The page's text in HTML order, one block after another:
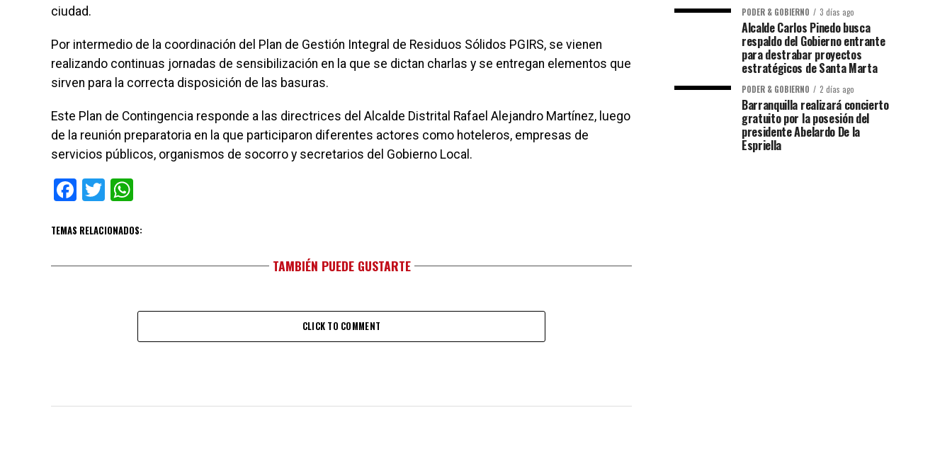
ciudad.
Por intermedio de la coordinación del Plan de Gestión Integral de Residuos Sólidos PGIRS, se vienen
realizando continuas jornadas de sensibilización en la que se dictan charlas y se entregan elementos que
sirven para la correcta disposición de las basuras.
Este Plan de Contingencia responde a las directrices del Alcalde Distrital Rafael Alejandro Martínez, luego
de la reunión preparatoria en la que participaron diferentes actores como hoteleros, empresas de
servicios públicos, organismos de socorro y secretarios del Gobierno Local.
Facebook
Twitter
TEMAS RELACIONADOS:
TAMBIÉN PUEDE GUSTARTE
CLICK TO COMMENT
PODER & GOBIERNO 3 días ago
Alcalde Carlos Pinedo busca
respaldo del Gobierno entrante
para destrabar proyectos
estratégicos de Santa Marta
PODER & GOBIERNO 2 días ago
Barranquilla realizará concierto
gratuito por la posesión del
presidente Abelardo De la
Espriella